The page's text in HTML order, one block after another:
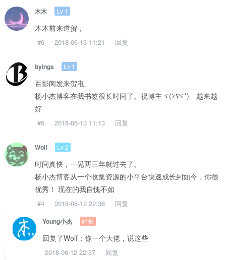
木木 Lv 1
木木前来道贺，
#6 2018-06-13 11:21 回复
byings Lv 1
百影阁发来贺电、
杨小杰博客在我书签很长时间了。祝博主ヾ(≧∇≦*)ゝ越来越
好
#5 2018-06-13 11:13 回复
Wolf Lv 2
时间真快，一晃两三年就过去了。
杨小杰博客从一个收集资源的小平台快速成长到如今，你很
优秀！ 现在的我自愧不如
#4 2018-06-12 22:36 回复
Young小杰 站长
回复了Wolf：你一个大佬，说这些
2018-06-12 22:37 回复